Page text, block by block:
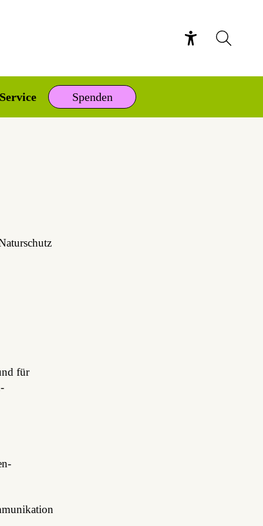
Service Spenden
für